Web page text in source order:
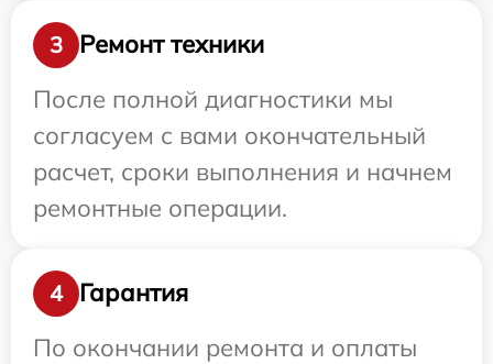
3
Ремонт техники
После полной диагностики мы
согласуем с вами окончательный
расчет, сроки выполнения и начнем
ремонтные операции.
4
Гарантия
По окончании ремонта и оплаты